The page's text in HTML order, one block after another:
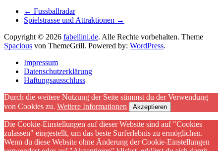
← Fussballradar
Spielstrasse und Attraktionen →
Copyright © 2026 fabellini.de. Alle Rechte vorbehalten. Theme
Spacious von ThemeGrill. Powered by: WordPress.
Impressum
Datenschutzerklärung
Haftungsausschluss
Durch die weitere Nutzung der Seite stimmst du der Verwendung
von Cookies zu. Weitere Informationen Akzeptieren
Die Cookie-Einstellungen auf dieser Website sind auf "Cookies
zulassen" eingestellt, um das beste Surferlebnis zu ermöglichen.
Wenn du diese Website ohne Änderung der Cookie-Einstellungen